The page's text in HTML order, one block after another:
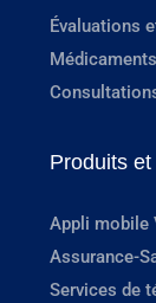
Évaluations
Produits
Appli mobile
Assurance-
Services de